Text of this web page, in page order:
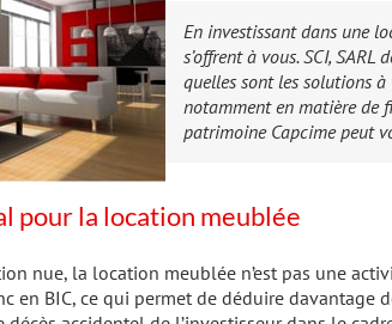
En investissant dans une
s’offrent à vous. SCI,
quelles sont les solutions
notamment en matière de
patrimoine Capcime peut
pour la location meublée
nue, la location meublée n’est pas une
en BIC, ce qui permet de déduire davantage